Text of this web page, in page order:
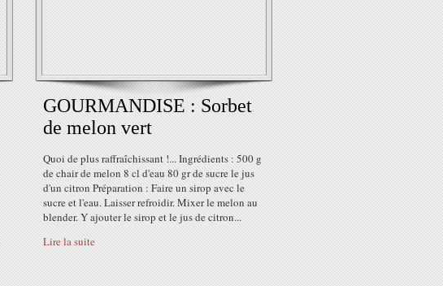
GOURMANDISE : Sorbet
de melon vert
Quoi de plus raffraîchissant !... Ingrédients : 500 g
de chair de melon 8 cl d'eau 80 gr de sucre le jus
d'un citron Préparation : Faire un sirop avec le
sucre et l'eau. Laisser refroidir. Mixer le melon au
blender. Y ajouter le sirop et le jus de citron...
Lire la suite